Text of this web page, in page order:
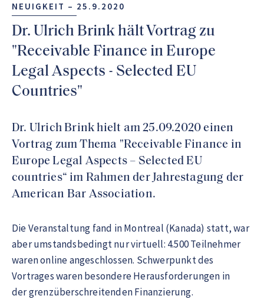
NEUIGKEIT – 25.9.2020
Dr. Ulrich Brink hält Vortrag zu
"Receivable Finance in Europe
Legal Aspects - Selected EU
Countries"
Dr. Ulrich Brink hielt am 25.09.2020 einen
Vortrag zum Thema "Receivable Finance in
Europe Legal Aspects – Selected EU
countries“ im Rahmen der Jahrestagung der
American Bar Association.
Die Veranstaltung fand in Montreal (Kanada) statt, war
aber umstandsbedingt nur virtuell: 4.500 Teilnehmer
waren online angeschlossen. Schwerpunkt des
Vortrages waren besondere Herausforderungen in
der grenzüberschreitenden Finanzierung.